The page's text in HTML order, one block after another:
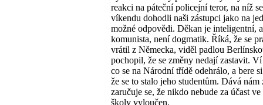
reakci na páteční policejní teror, na níž
víkendu dohodli naši zástupci jako na
možné odpovědi. Děkan je inteligentní,
komunista, není dogmatik. Říká, že se
vrátil z Německa, viděl padlou
pochopil, že se změny nedají zastavit. Ví
co se na Národní třídě odehrálo, a bere
že se to stalo jeho studentům. Dává nám
zaručuje se, že nikdo nebude za účast ve
školy vyloučen.